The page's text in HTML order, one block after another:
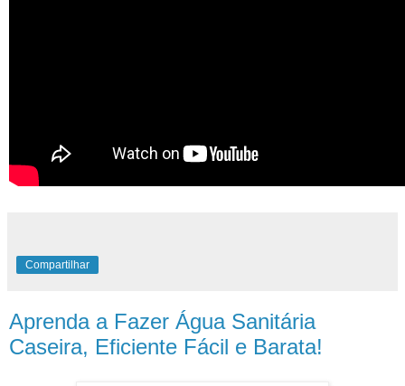
Compartilhar
Aprenda a Fazer Água Sanitária
Caseira, Eficiente Fácil e Barata!